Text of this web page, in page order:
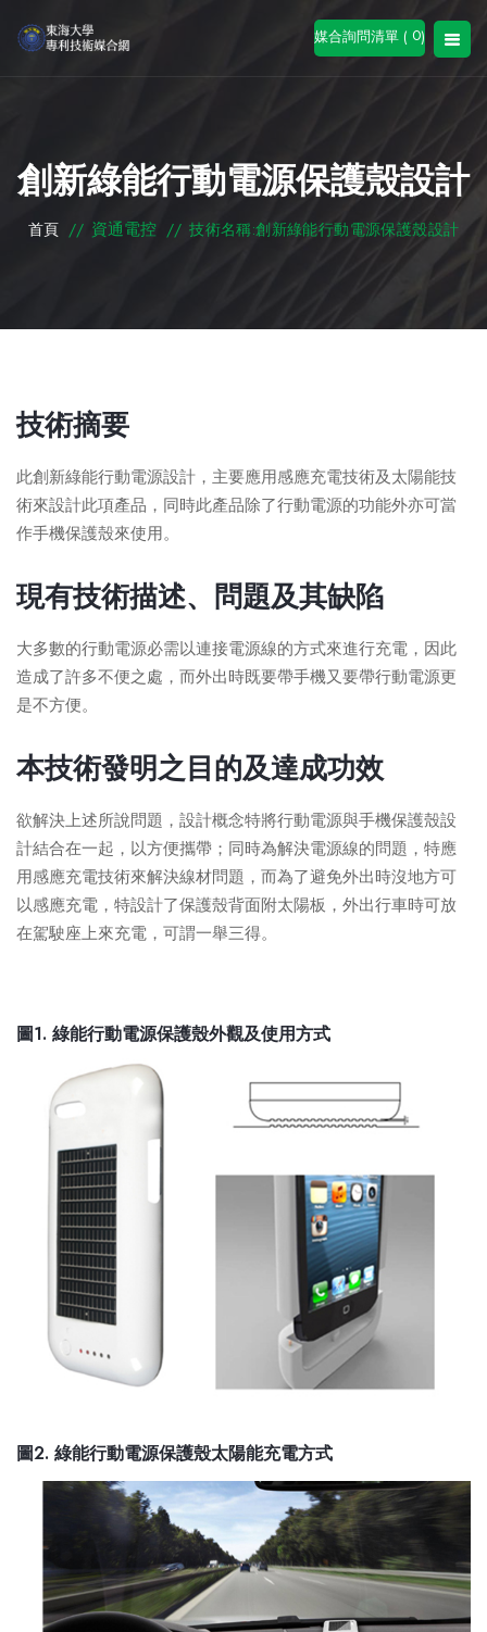
媒合詢問清單 ( 0)
創新綠能行動電源保護殼設計
首頁 // 資通電控 // 技術名稱:創新綠能行動電源保護殼設計
技術摘要
此創新綠能行動電源設計，主要應用感應充電技術及太陽能技
術來設計此項產品，同時此產品除了行動電源的功能外亦可當
作手機保護殼來使用。
現有技術描述、問題及其缺陷
大多數的行動電源必需以連接電源線的方式來進行充電，因此
造成了許多不便之處，而外出時既要帶手機又要帶行動電源更
是不方便。
本技術發明之目的及達成功效
欲解決上述所說問題，設計概念特將行動電源與手機保護殼設
計結合在一起，以方便攜帶；同時為解決電源線的問題，特應
用感應充電技術來解決線材問題，而為了避免外出時沒地方可
以感應充電，特設計了保護殼背面附太陽板，外出行車時可放
在駕駛座上來充電，可謂一舉三得。
圖1. 綠能行動電源保護殼外觀及使用方式
圖2. 綠能行動電源保護殼太陽能充電方式